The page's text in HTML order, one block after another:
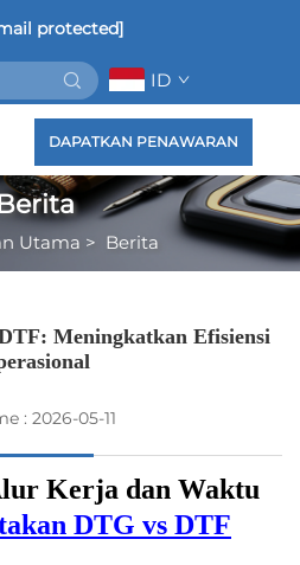
protected]
ID
DAPATKAN PENAWARAN
Utama > Berita
Meningkatkan Efisiensi
: 2026-05-11
Kerja dan Waktu
DTG vs DTF